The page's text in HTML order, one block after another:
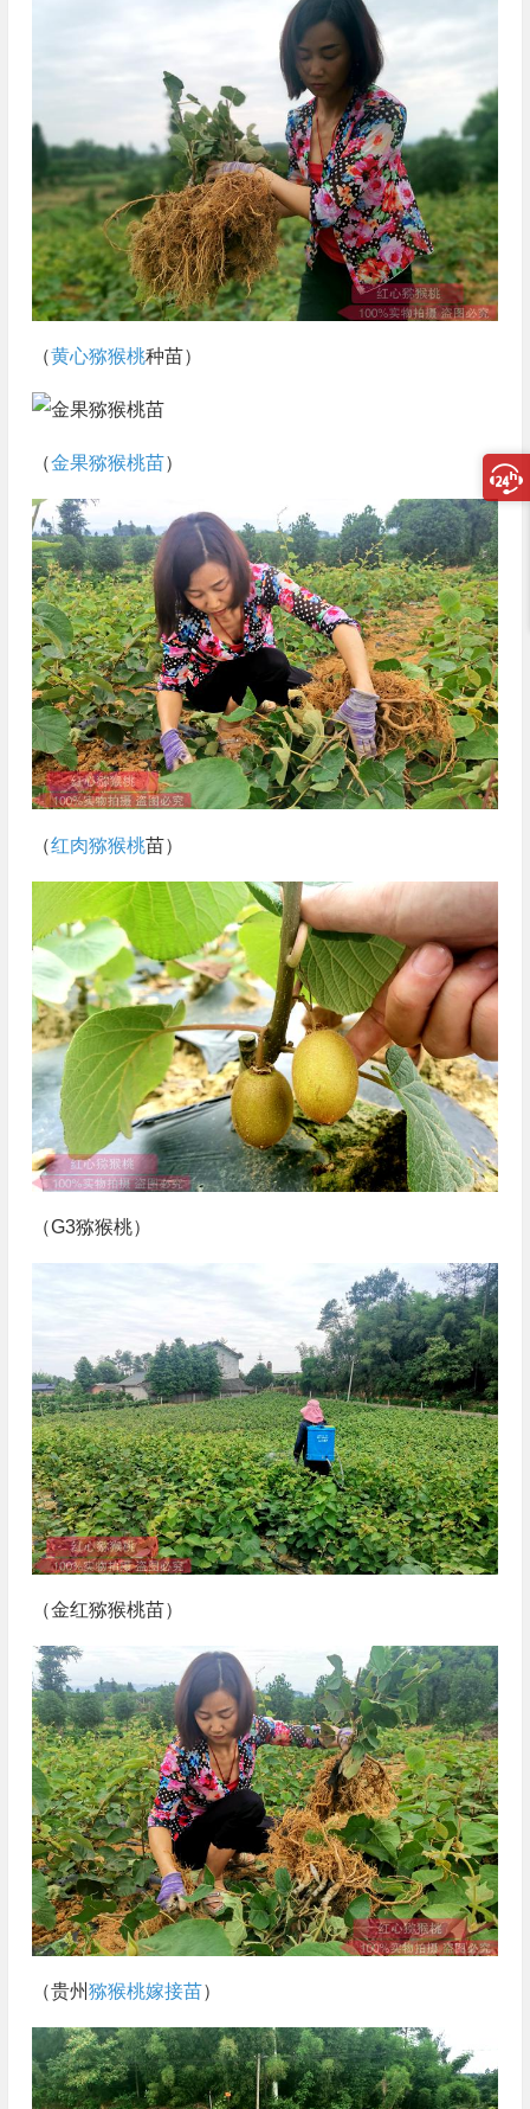
（黄心猕猴桃种苗）
（金果猕猴桃苗）
（红肉猕猴桃苗）
（G3猕猴桃）
（金红猕猴桃苗）
（贵州猕猴桃嫁接苗）